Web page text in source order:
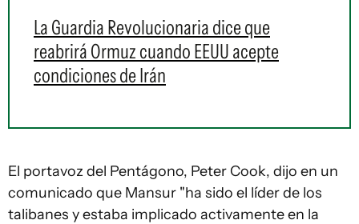
La Guardia Revolucionaria dice que
reabrirá Ormuz cuando EEUU acepte
condiciones de Irán
El portavoz del Pentágono, Peter Cook, dijo en un
comunicado que Mansur "ha sido el líder de los
talibanes y estaba implicado activamente en la